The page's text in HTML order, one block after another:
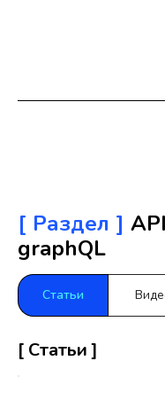
[ Раздел ]
graphQL
Статьи
[ Статьи ]